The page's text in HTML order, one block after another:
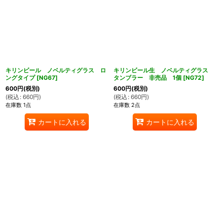
キリンビール ノベルティグラス ロ
ングタイプ [NG67]
600円(税別)
(税込 : 660円)
在庫数 1点
カートに入れる
キリンビール生 ノベルティグラス
タンブラー 非売品 1個 [NG72]
600円(税別)
(税込 : 660円)
在庫数 2点
カートに入れる